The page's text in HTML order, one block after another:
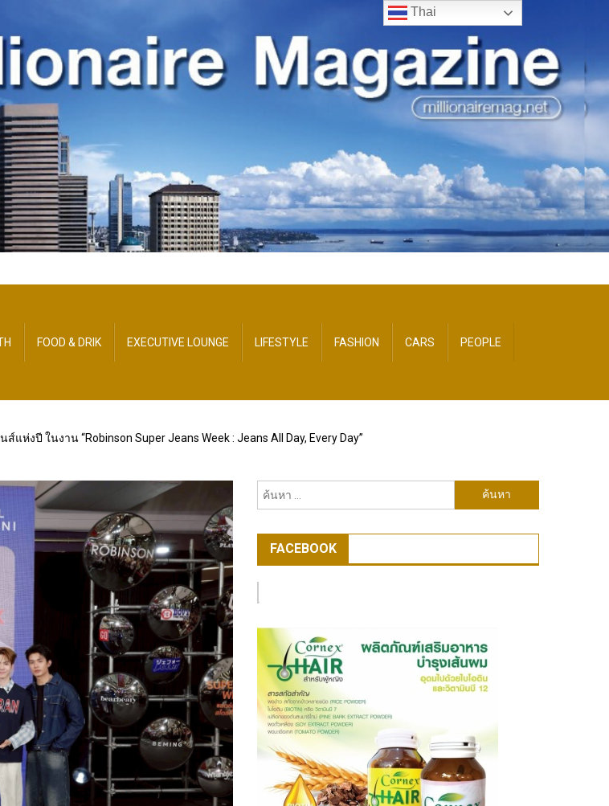
FOOD & DRIK EXECUTIVE LOUNGE LIFESTYLE FASHION CARS PEOPLE
ในงาน “Robinson Super Jeans Week : Jeans All Day, Every Day”
สำหรับ:
FACEBOOK
Thai